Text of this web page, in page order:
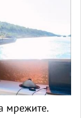
мрежите.